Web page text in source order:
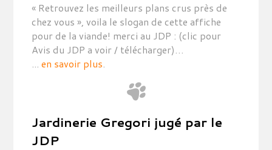
« Retrouvez les meilleurs plans crus près de
chez vous », voila le slogan de cette affiche
pour de la viande! merci au JDP : (clic pour
Avis du JDP a voir / télécharger)…
...en savoir plus.
Jardinerie Gregori jugé par le
JDP